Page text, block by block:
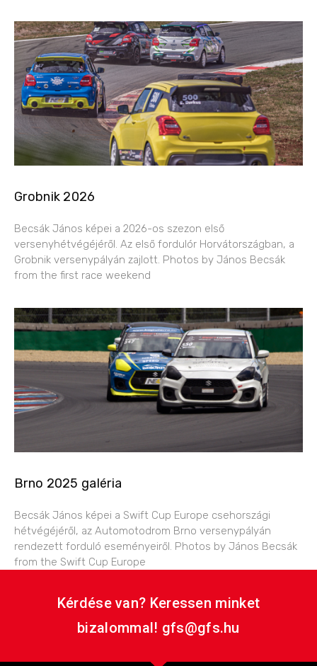
Grobnik 2026
Becsák János képei a 2026-os szezon első
versenyhétvégéjéről. Az első fordulór Horvátországban, a
Grobnik versenypályán zajlott. Photos by János Becsák
from the first race weekend
Brno 2025 galéria
Becsák János képei a Swift Cup Europe csehországi
hétvégéjéről, az Automotodrom Brno versenypályán
rendezett forduló eseményeiről. Photos by János Becsák
from the Swift Cup Europe
Kérdése van? Keressen minket
bizalommal! gfs@gfs.hu